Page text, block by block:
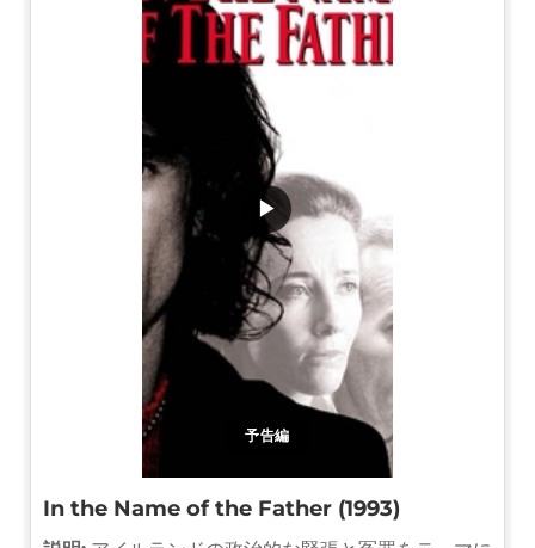
予告編
▶
In the Name of the Father (1993)